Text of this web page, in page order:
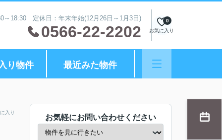
～18:30 定休日：年末年始(12月26日～1月3日)
0566-22-2202 お気に入り
0
り物件 最近みた物件
入り
お気軽にお問い合わせください